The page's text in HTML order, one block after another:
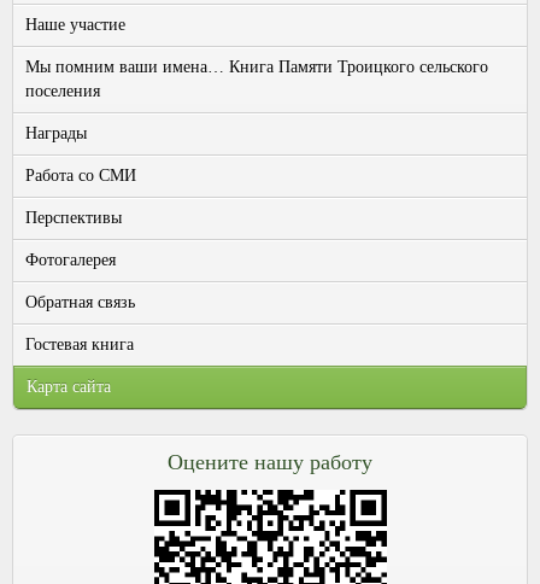
Наше участие
Мы помним ваши имена… Книга Памяти Троицкого сельского
поселения
Награды
Работа со СМИ
Перспективы
Фотогалерея
Обратная связь
Гостевая книга
Карта сайта
Оцените нашу работу